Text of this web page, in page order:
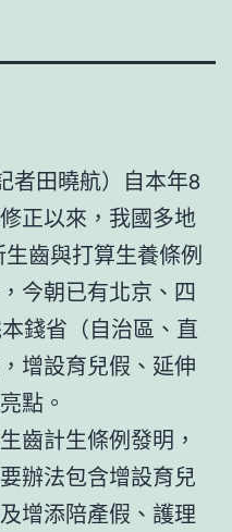
者田曉航）自本年8
正以來，我國多地
齒與打算生養條例
今朝已有北京、四
錢省（自治區、直
增設育兒假、延伸
點。
齒計生條例發明，
辦法包含增設育兒
增添陪產假、護理